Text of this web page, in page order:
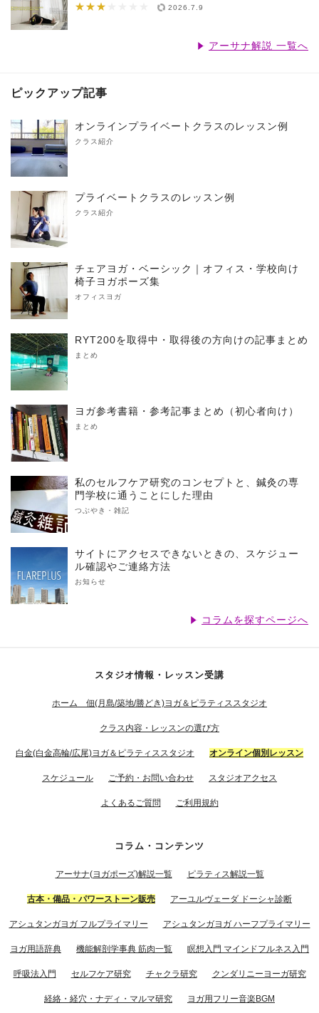
★★★
★★★★★★★ 2026.7.9
アーサナ解説 一覧へ
ピックアップ記事
オンラインプライベートクラスのレッスン例
クラス紹介
プライベートクラスのレッスン例
クラス紹介
チェアヨガ・ベーシック｜オフィス・学校向け
椅子ヨガポーズ集
オフィスヨガ
RYT200を取得中・取得後の方向けの記事まとめ
まとめ
ヨガ参考書籍・参考記事まとめ（初心者向け）
まとめ
私のセルフケア研究のコンセプトと、鍼灸の専
門学校に通うことにした理由
つぶやき・雑記
サイトにアクセスできないときの、スケジュー
ル確認やご連絡方法
お知らせ
コラムを探すページへ
スタジオ情報・レッスン受講
ホーム 佃(月島/築地/勝どき)ヨガ＆ピラティススタジオ
クラス内容・レッスンの選び方
白金(白金高輪/広尾)ヨガ＆ピラティススタジオ オンライン個別レッスン
スケジュール ご予約・お問い合わせ スタジオアクセス
よくあるご質問 ご利用規約
コラム・コンテンツ
アーサナ(ヨガポーズ)解説一覧 ピラティス解説一覧
古本・備品・パワーストーン販売 アーユルヴェーダ ドーシャ診断
アシュタンガヨガ フルプライマリー アシュタンガヨガ ハーフプライマリー
ヨガ用語辞典 機能解剖学事典 筋肉一覧 瞑想入門 マインドフルネス入門
呼吸法入門 セルフケア研究 チャクラ研究 クンダリニーヨーガ研究
経絡・経穴・ナディ・マルマ研究 ヨガ用フリー音楽BGM